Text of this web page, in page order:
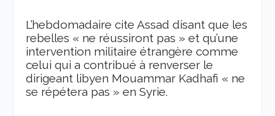
L’hebdomadaire cite Assad disant que les
rebelles « ne réussiront pas » et qu’une
intervention militaire étrangère comme
celui qui a contribué à renverser le
dirigeant libyen Mouammar Kadhafi « ne
se répétera pas » en Syrie.